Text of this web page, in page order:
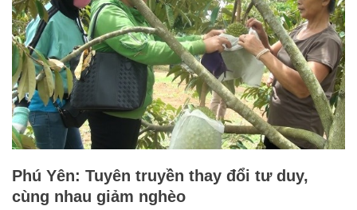
Phú Yên: Tuyên truyền thay đổi tư duy,
cùng nhau giảm nghèo